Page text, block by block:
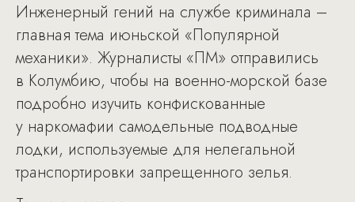
Инженерный гений на службе криминала –
главная тема июньской «Популярной
механики». Журналисты «ПМ» отправились
в Колумбию, чтобы на военно-морской базе
подробно изучить конфискованные
у наркомафии самодельные подводные
лодки, используемые для нелегальной
транспортировки запрещенного зелья.